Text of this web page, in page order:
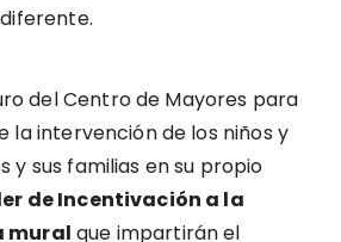
del Centro de Mayores para
la intervención de los niños y
y sus familias en su propio
de Incentivación a la
mural que impartirán el